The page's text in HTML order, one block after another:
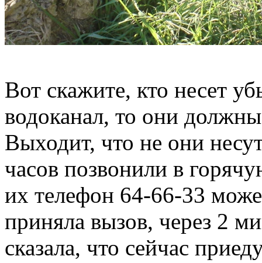
Вот скажите, кто несет
водоканал, то они
Выходит, что не они
часов позвонили в
их телефон 64-66-33
приняла вызов, через 2
сказала, что сейчас